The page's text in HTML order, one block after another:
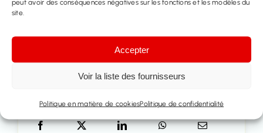
peut avoir des conséquences négatives sur les fonctions et les modèles du
site.
Accepter
Voir la liste des fournisseurs
Politique en matière de cookiesPolitique de confidentialité
Contactez nous